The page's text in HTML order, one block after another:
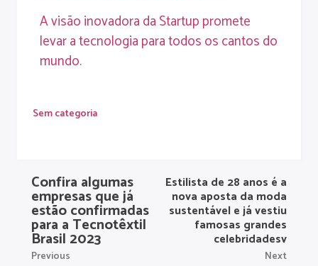
A visão inovadora da Startup promete
levar a tecnologia para todos os cantos do
mundo.
Sem categoria
Confira algumas
empresas que já
estão confirmadas
para a Tecnotêxtil
Brasil 2023
Previous
Estilista de 28 anos é a
nova aposta da moda
sustentável e já vestiu
famosas grandes
celebridadesv
Next